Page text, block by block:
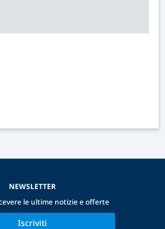
NEWSLETTER
le ultime notizie e offerte
Iscriviti